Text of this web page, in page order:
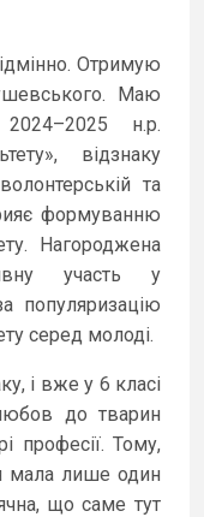
Отримую
Маю
н.р.
відзнаку
та
формуванню
Нагороджена
участь у
популяризацію
серед молоді.
і вже у 6 класі
до тварин
професії. Тому,
мала лише один
що саме тут